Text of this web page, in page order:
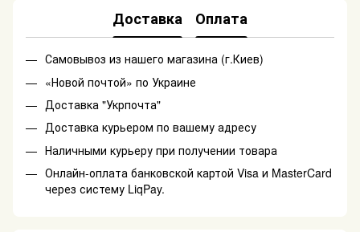
Доставка Оплата
Самовывоз из нашего магазина (г.Киев)
«Новой почтой» по Украине
Доставка "Укрпочта"
Доставка курьером по вашему адресу
Наличными курьеру при получении товара
Онлайн-оплата банковской картой Visa и MasterCard
через систему LiqPay.